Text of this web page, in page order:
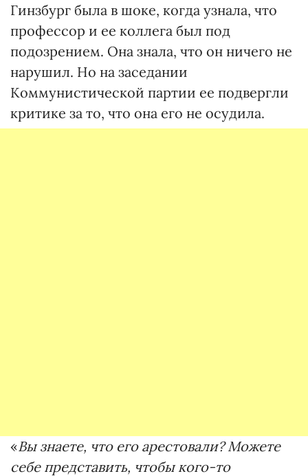
Гинзбург была в шоке, когда узнала, что
профессор и ее коллега был под
подозрением. Она знала, что он ничего не
нарушил. Но на заседании
Коммунистической партии ее подвергли
критике за то, что она его не осудила.
«Вы знаете, что его арестовали? Можете
себе представить, чтобы кого-то